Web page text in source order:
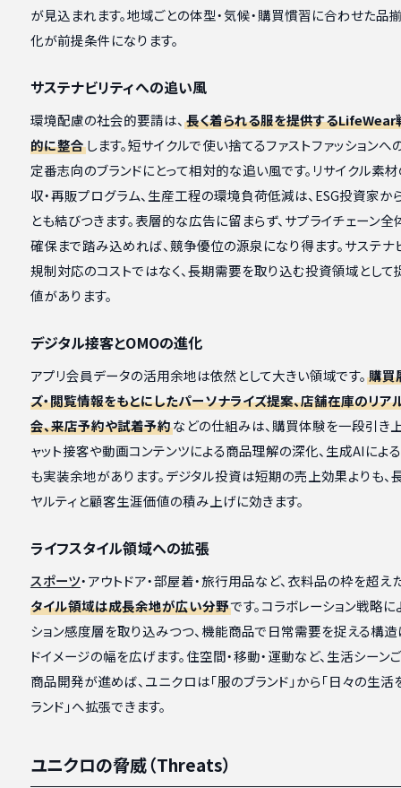
が見込まれます。地域ごとの体型・気候・購買慣習に合わせた品
化が前提条件になります。
サステナビリティへの追い風
環境配慮の社会的要請は、 長く着られる服を提供するLifeWear
的に整合します。短サイクルで使い捨てるファストファッションへ
定番志向のブランドにとって相対的な追い風です。リサイクル素
収・再販プログラム、生産工程の環境負荷低減は、ESG投資家か
とも結びつきます。表層的な広告に留まらず、サプライチェーン
確保まで踏み込めれば、競争優位の源泉になり得ます。サステナ
規制対応のコストではなく、長期需要を取り込む投資領域として
値があります。
デジタル接客とOMOの進化
アプリ会員データの活用余地は依然として大きい領域です。 購買
ズ・閲覧情報をもとにしたパーソナライズ提案、店舗在庫のリア
会、来店予約や試着予約などの仕組みは、購買体験を一段引き
ャット接客や動画コンテンツによる商品理解の深化、生成AIによ
も実装余地があります。デジタル投資は短期の売上効果よりも、
ヤルティと顧客生涯価値の積み上げに効きます。
ライフスタイル領域への拡張
スポーツ・アウトドア・部屋着・旅行用品など、衣料品の枠を超え
タイル領域は成長余地が広い分野です。コラボレーション戦略に
ション感度層を取り込みつつ、機能商品で日常需要を捉える構造
ドイメージの幅を広げます。住空間・移動・運動など、生活シーン
商品開発が進めば、ユニクロは「服のブランド」から「日々の生活
ランド」へ拡張できます。
ユニクロの脅威（Threats）